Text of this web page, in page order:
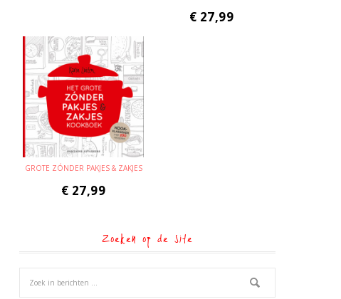
€ 27,99
GROTE ZÓNDER PAKJES & ZAKJES
€ 27,99
Zoeken op de site